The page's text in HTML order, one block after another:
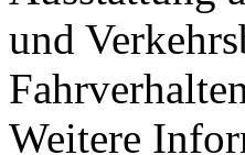
und
Weitere